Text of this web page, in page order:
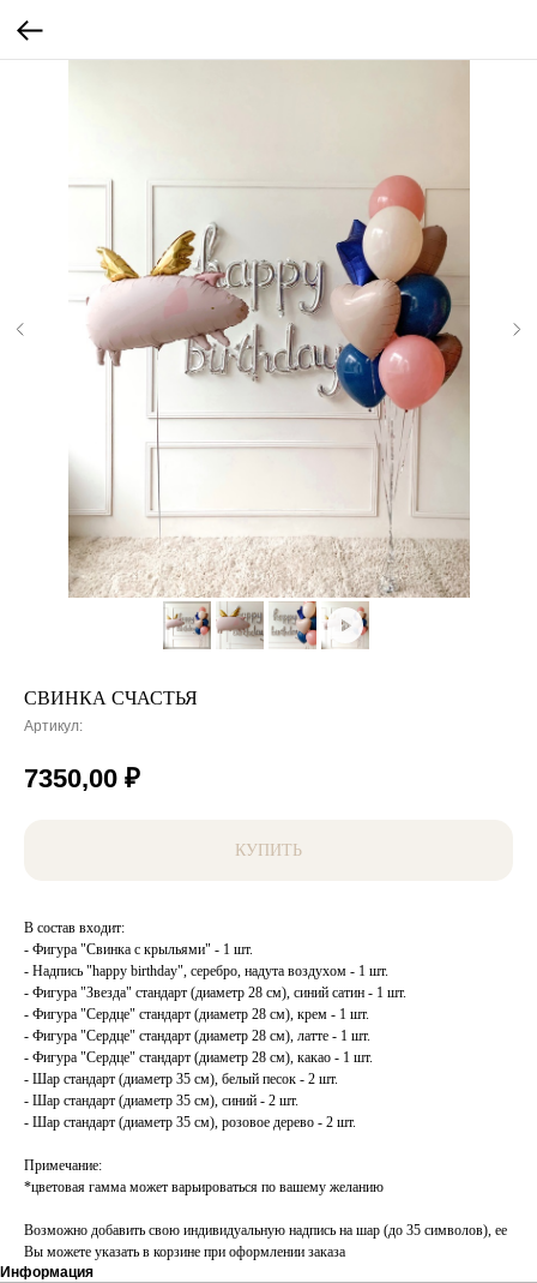
СВИНКА СЧАСТЬЯ
Артикул:
7350,00 ₽
КУПИТЬ
В состав входит:
- Фигура "Свинка с крыльями" - 1 шт.
- Надпись "happy birthday", серебро, надута воздухом - 1 шт.
- Фигура "Звезда" стандарт (диаметр 28 см), синий сатин - 1 шт.
- Фигура "Сердце" стандарт (диаметр 28 см), крем - 1 шт.
- Фигура "Сердце" стандарт (диаметр 28 см), латте - 1 шт.
- Фигура "Сердце" стандарт (диаметр 28 см), какао - 1 шт.
- Шар стандарт (диаметр 35 см), белый песок - 2 шт.
- Шар стандарт (диаметр 35 см), синий - 2 шт.
- Шар стандарт (диаметр 35 см), розовое дерево - 2 шт.
Примечание:
*цветовая гамма может варьироваться по вашему желанию
Возможно добавить свою индивидуальную надпись на шар (до 35 символов), ее
Вы можете указать в корзине при оформлении заказа
Информация